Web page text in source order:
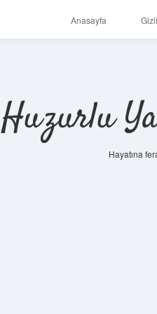
Anasayfa
Huzurlu
Hayatına